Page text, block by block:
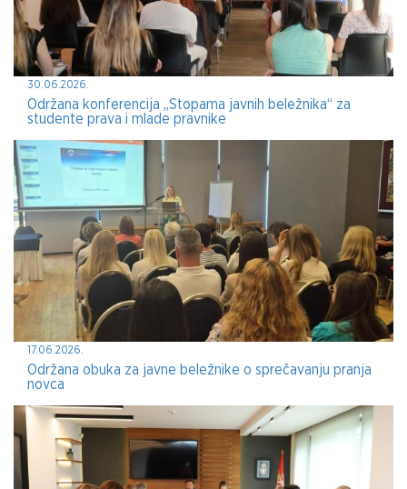
30.06.2026.
Održana konferencija „Stopama javnih beležnika“ za
studente prava i mlade pravnike
17.06.2026.
Održana obuka za javne beležnike o sprečavanju pranja
novca